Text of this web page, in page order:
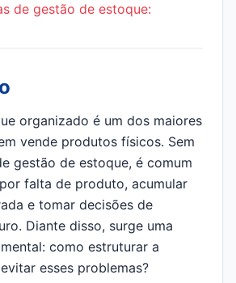
de gestão de estoque:
organizado é um dos maiores
vende produtos físicos. Sem
gestão de estoque, é comum
falta de produto, acumular
e tomar decisões de
Diante disso, surge uma
como estruturar a
esses problemas?